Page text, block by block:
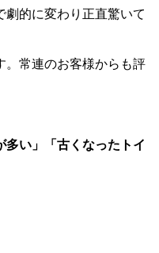
劇的に変わり正直驚いて
。常連のお客様からも評
多い」「古くなったトイ